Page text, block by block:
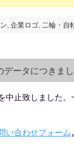
, 企業ロゴ, 二輪・自
ータにつきま
中止致しました
い合わせフォーム